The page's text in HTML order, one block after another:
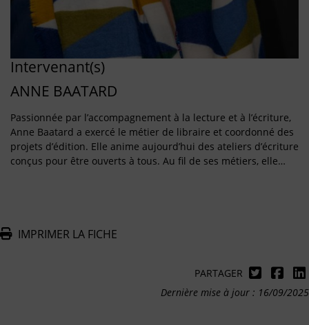
Intervenant(s)
ANNE BAATARD
Passionnée par l’accompagnement à la lecture et à l’écriture,
Anne Baatard a exercé le métier de libraire et coordonné des
projets d’édition. Elle anime aujourd’hui des ateliers d’écriture
conçus pour être ouverts à tous. Au fil de ses métiers, elle…
IMPRIMER LA FICHE
PARTAGER
Dernière mise à jour : 16/09/2025